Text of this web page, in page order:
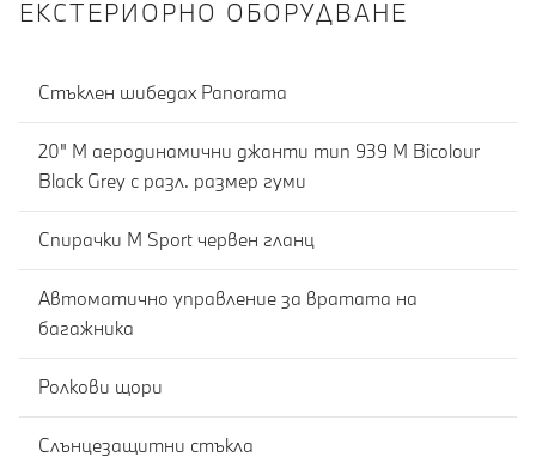
ЕКСТЕРИОРНО ОБОРУДВАНЕ
Стъклен шибедах Panorama
20" M аеродинамични джанти тип 939 M Bicolour
Black Grey с разл. размер гуми
Спирачки M Sport червен гланц
Автоматично управление за вратата на
багажника
Ролкови щори
Слънцезащитни стъкла